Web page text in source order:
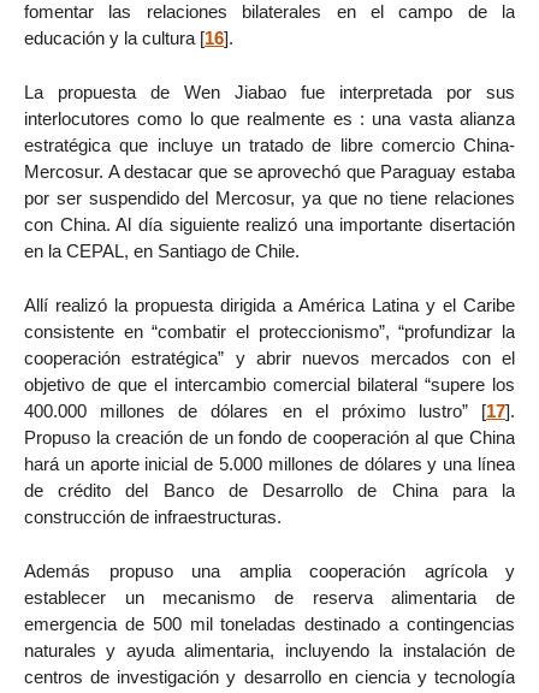
fomentar las relaciones bilaterales en el campo de la
educación y la cultura [16].
La propuesta de Wen Jiabao fue interpretada por sus
interlocutores como lo que realmente es : una vasta alianza
estratégica que incluye un tratado de libre comercio China-
Mercosur. A destacar que se aprovechó que Paraguay estaba
por ser suspendido del Mercosur, ya que no tiene relaciones
con China. Al día siguiente realizó una importante disertación
en la CEPAL, en Santiago de Chile.
Allí realizó la propuesta dirigida a América Latina y el Caribe
consistente en “combatir el proteccionismo”, “profundizar la
cooperación estratégica” y abrir nuevos mercados con el
objetivo de que el intercambio comercial bilateral “supere los
400.000 millones de dólares en el próximo lustro”[17].
Propuso la creación de un fondo de cooperación al que China
hará un aporte inicial de 5.000 millones de dólares y una línea
de crédito del Banco de Desarrollo de China para la
construcción de infraestructuras.
Además propuso una amplia cooperación agrícola y
establecer un mecanismo de reserva alimentaria de
emergencia de 500 mil toneladas destinado a contingencias
naturales y ayuda alimentaria, incluyendo la instalación de
centros de investigación y desarrollo en ciencia y tecnología